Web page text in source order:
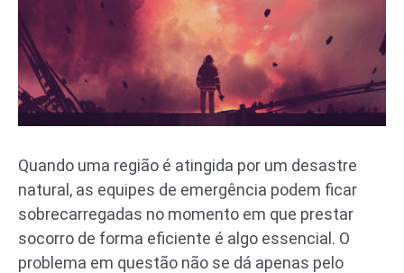
Quando uma região é atingida por um desastre
natural, as equipes de emergência podem ficar
sobrecarregadas no momento em que prestar
socorro de forma eficiente é algo essencial. O
problema em questão não se dá apenas pelo